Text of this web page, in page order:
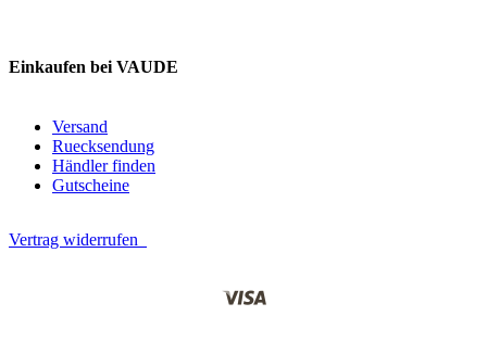
Einkaufen bei VAUDE
Versand
Ruecksendung
Händler finden
Gutscheine
Vertrag widerrufen